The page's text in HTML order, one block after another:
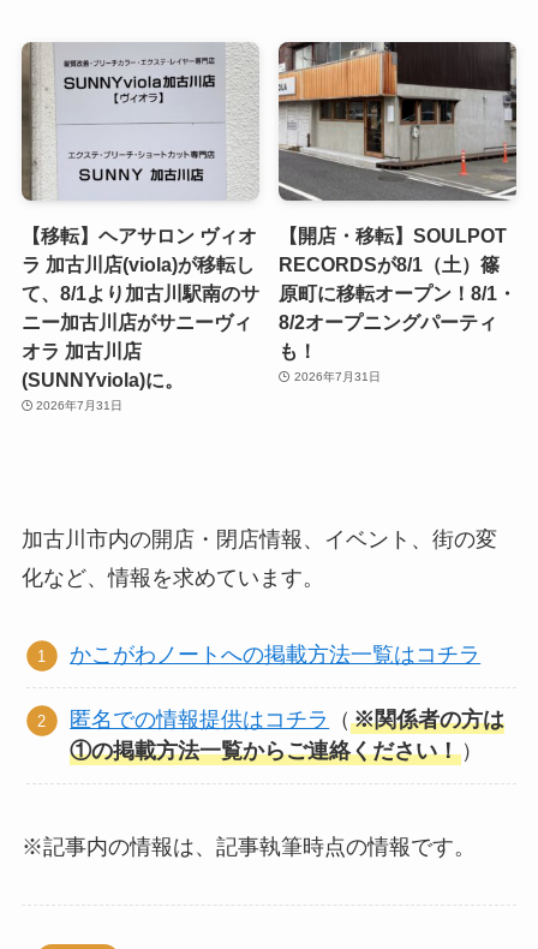
【移転】ヘアサロン ヴィオ
ラ 加古川店(viola)が移転し
て、8/1より加古川駅南のサ
ニー加古川店がサニーヴィ
オラ 加古川店
(SUNNYviola)に。
2026年7月31日
【開店・移転】SOULPOT
RECORDSが8/1（土）篠
原町に移転オープン！8/1・
8/2オープニングパーティ
も！
2026年7月31日
加古川市内の開店・閉店情報、イベント、街の変
化など、情報を求めています。
かこがわノートへの掲載方法一覧はコチラ
匿名での情報提供はコチラ （※関係者の方は
①の掲載方法一覧からご連絡ください！ ）
※記事内の情報は、記事執筆時点の情報です。